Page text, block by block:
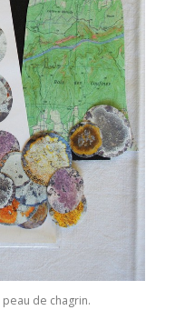
de chagrin.